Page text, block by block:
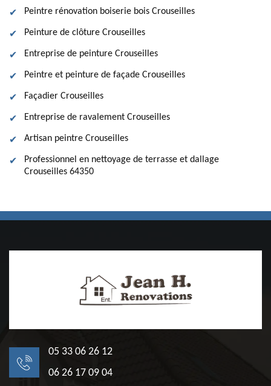
Peintre rénovation boiserie bois Crouseilles
Peinture de clôture Crouseilles
Entreprise de peinture Crouseilles
Peintre et peinture de façade Crouseilles
Façadier Crouseilles
Entreprise de ravalement Crouseilles
Artisan peintre Crouseilles
Professionnel en nettoyage de terrasse et dallage
Crouseilles 64350
05 33 06 26 12
06 26 17 09 04